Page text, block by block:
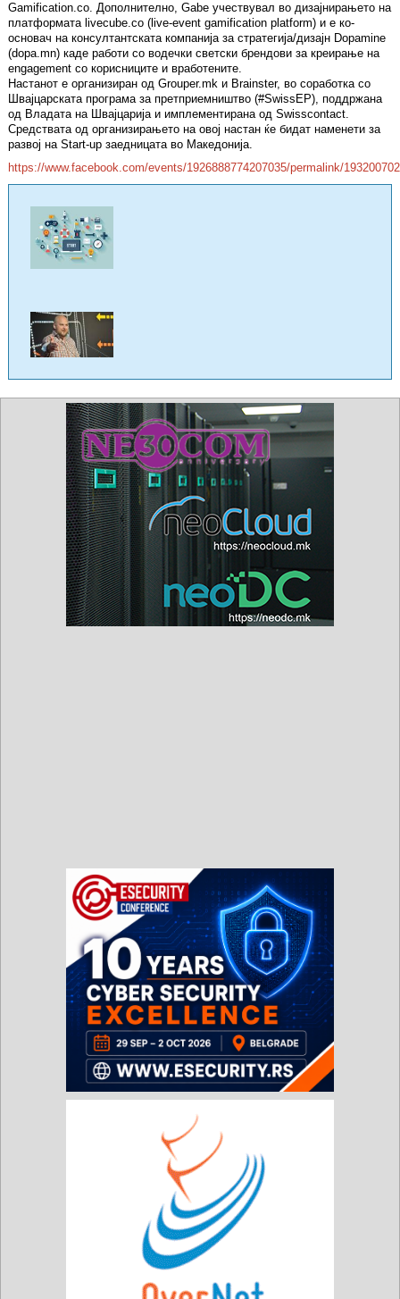
Gamification.co. Дополнително, Gabe учествувал во дизајнирањето на
платформата livecube.co (live-event gamification platform) и е ко-
основач на консултантската компанија за стратегија/дизајн Dopamine
(dopa.mn) каде работи со водечки светски брендови за креирање на
engagement со корисниците и вработените.
Настанот е организиран од Grouper.mk и Brainster, во соработка со
Швајцарската програма за претприемништво (#SwissEP), поддржана
од Владата на Швајцарија и имплементирана од Swisscontact.
Средствата од организирањето на овој настан ќе бидат наменети за
развој на Start-up заедницата во Македонија.
https://www.facebook.com/events/1926888774207035/permalink/